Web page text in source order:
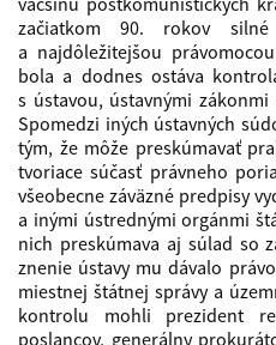
začiatkom 90. rokov
a najdôležitejšou
bola a dodnes ostáva
s ústavou, ústavnými
Spomedzi iných ústavných
tým, že môže preskúmavať
tvoriace súčasť právneho
všeobecne záväzné predpisy
a inými ústrednými orgánmi
nich preskúmava aj súlad so
znenie ústavy mu dávalo
miestnej štátnej správy a
kontrolu mohli prezident
poslancov, generálny